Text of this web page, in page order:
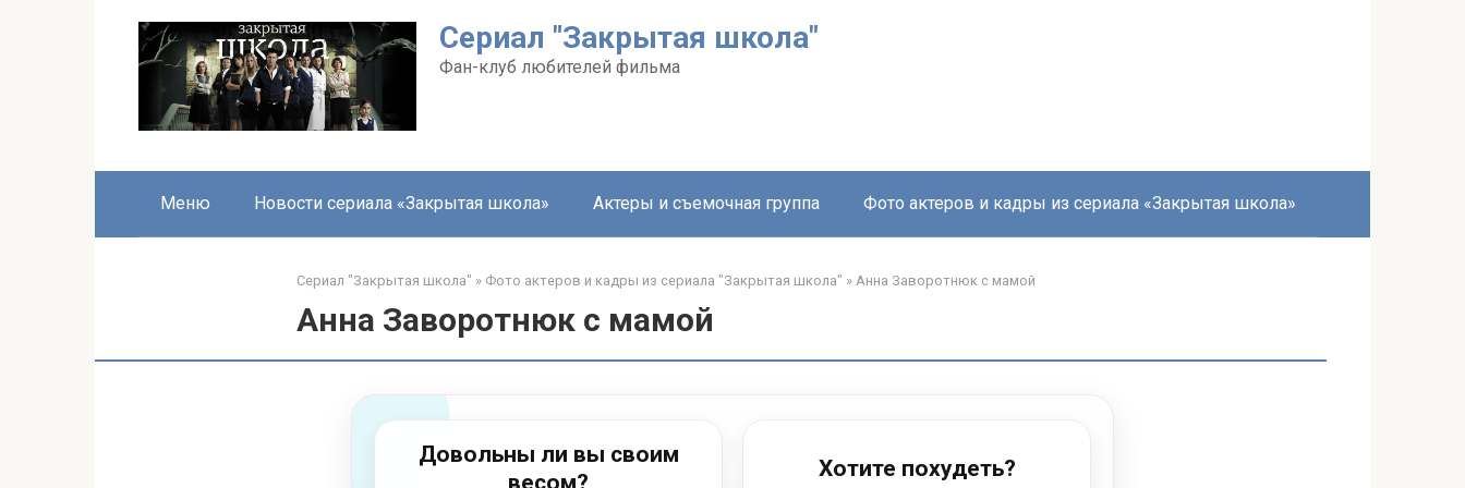
Сериал "Закрытая школа"
Фан-клуб любителей фильма
Меню Новости сериала «Закрытая школа» Актеры и съемочная группа Фото актеров и кадры из сериала «Закрытая школа»
Сериал "Закрытая школа" » Фото актеров и кадры из сериала "Закрытая школа" » Анна Заворотнюк с мамой
Анна Заворотнюк с мамой
Довольны ли вы своим
весом?
Хотите похудеть?